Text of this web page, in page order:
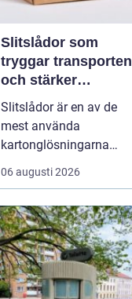
Slitslådor som
tryggar transporten
och stärker
varumärket
Slitslådor är en av de
mest använda
kartonglösningarna
inom transport och
logistik, och många
leverantörer som
standardpack.se för att
säkra både kvalitet och
flexibilitet. En s...
06 augusti 2026